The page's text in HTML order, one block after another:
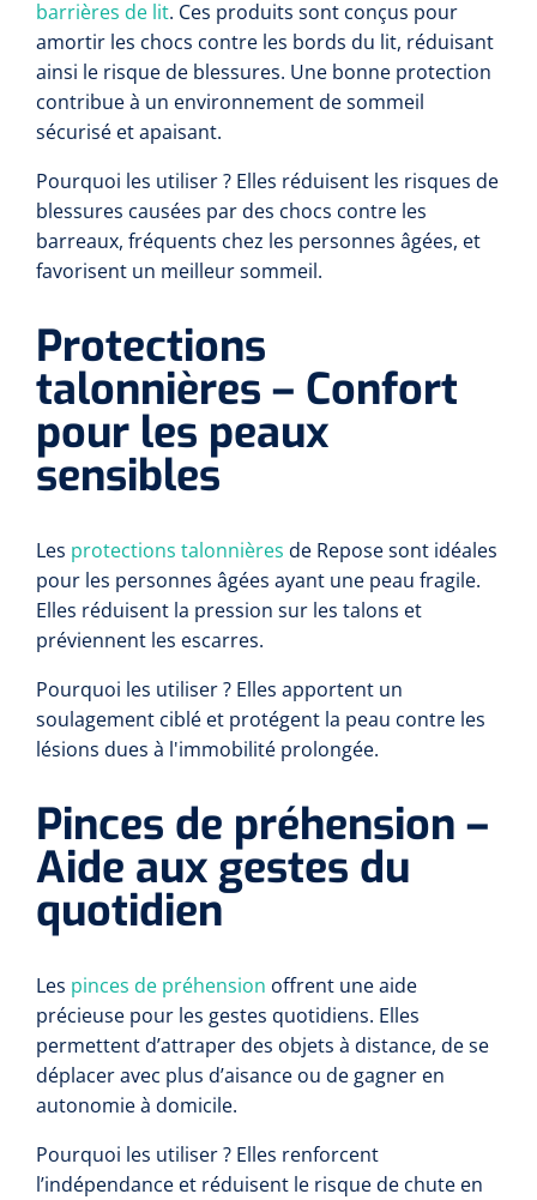
barrières de lit. Ces produits sont conçus pour
amortir les chocs contre les bords du lit, réduisant
ainsi le risque de blessures. Une bonne protection
contribue à un environnement de sommeil
sécurisé et apaisant.
Pourquoi les utiliser ? Elles réduisent les risques de
blessures causées par des chocs contre les
barreaux, fréquents chez les personnes âgées, et
favorisent un meilleur sommeil.
Protections
talonnières – Confort
pour les peaux
sensibles
Les protections talonnières de Repose sont idéales
pour les personnes âgées ayant une peau fragile.
Elles réduisent la pression sur les talons et
préviennent les escarres.
Pourquoi les utiliser ? Elles apportent un
soulagement ciblé et protégent la peau contre les
lésions dues à l'immobilité prolongée.
Pinces de préhension –
Aide aux gestes du
quotidien
Les pinces de préhension offrent une aide
précieuse pour les gestes quotidiens. Elles
permettent d’attraper des objets à distance, de se
déplacer avec plus d’aisance ou de gagner en
autonomie à domicile.
Pourquoi les utiliser ? Elles renforcent
l’indépendance et réduisent le risque de chute en